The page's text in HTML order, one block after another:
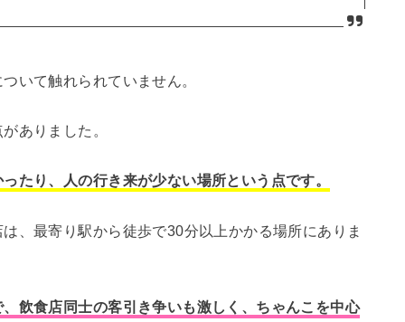
いて触れられていません。
ありました。
たり、人の行き来が少ない場所という点です。
、最寄り駅から徒歩で30分以上かかる場所にありま
飲食店同士の客引き争いも激しく、ちゃんこを中心